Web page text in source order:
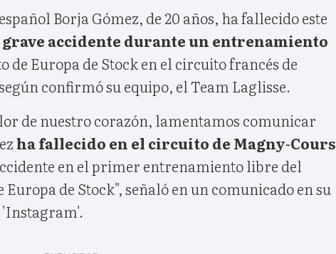
español Borja Gómez, de 20 años, ha fallecido este
accidente durante un entrenamiento
de Europa de Stock en el circuito francés de
confirmó su equipo, el Team Laglisse.
de nuestro corazón, lamentamos comunicar
ha fallecido en el circuito de Magny-Cours
en el primer entrenamiento libre del
Europa de Stock", señaló en un comunicado en su